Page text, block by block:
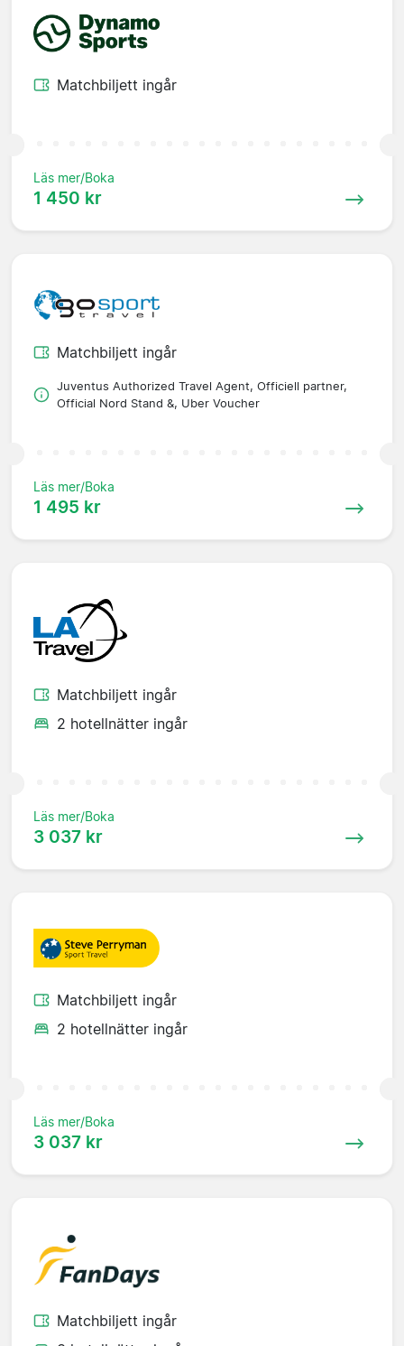
Matchbiljett ingår
Läs mer/Boka
1 450 kr
Matchbiljett ingår
Juventus Authorized Travel Agent, Officiell partner,
Official Nord Stand &, Uber Voucher
Läs mer/Boka
1 495 kr
Matchbiljett ingår
2 hotellnätter ingår
Läs mer/Boka
3 037 kr
Matchbiljett ingår
2 hotellnätter ingår
Läs mer/Boka
3 037 kr
Matchbiljett ingår